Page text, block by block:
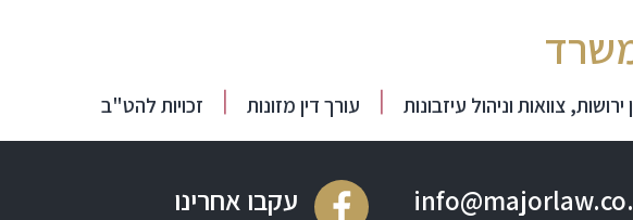
ירושות, צוואות וניהול עיזבונות עורך דין מזונות זכויות להט"ב
עקבו אחרינו